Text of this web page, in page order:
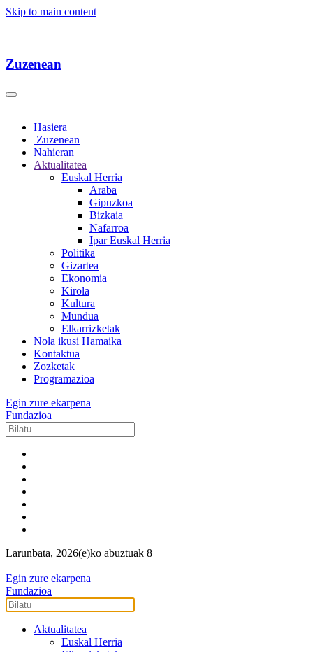
Skip to main content
Zuzenean
Hasiera
Zuzenean
Nahieran
Aktualitatea
Euskal Herria
Araba
Gipuzkoa
Bizkaia
Nafarroa
Ipar Euskal Herria
Politika
Gizartea
Ekonomia
Kirola
Kultura
Mundua
Elkarrizketak
Nola ikusi Hamaika
Kontaktua
Zozketak
Programazioa
Egin zure ekarpena
Fundazioa
Larunbata, 2026(e)ko abuztuak 8
Egin zure ekarpena
Fundazioa
Aktualitatea
Euskal Herria